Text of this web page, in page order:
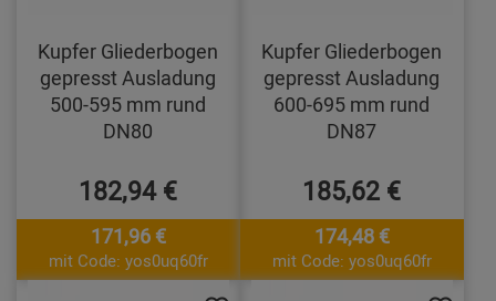
Kupfer Gliederbogen
gepresst Ausladung
500-595 mm rund
DN80
182,94 €
171,96 €
mit Code: yos0uq60fr
Kupfer Gliederbogen
gepresst Ausladung
600-695 mm rund
DN87
185,62 €
174,48 €
mit Code: yos0uq60fr